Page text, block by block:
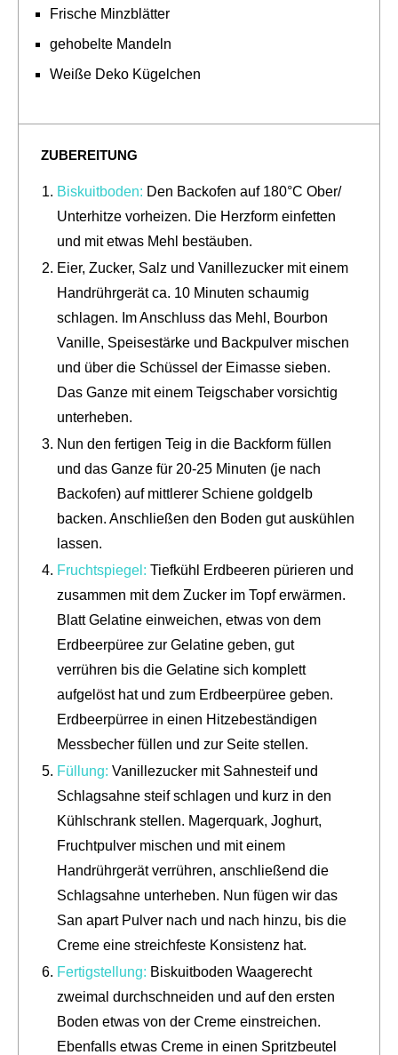
Frische Minzblätter
gehobelte Mandeln
Weiße Deko Kügelchen
ZUBEREITUNG
Biskuitboden: Den Backofen auf 180°C Ober/
Unterhitze vorheizen. Die Herzform einfetten
und mit etwas Mehl bestäuben.
Eier, Zucker, Salz und Vanillezucker mit einem
Handrührgerät ca. 10 Minuten schaumig
schlagen. Im Anschluss das Mehl, Bourbon
Vanille, Speisestärke und Backpulver mischen
und über die Schüssel der Eimasse sieben.
Das Ganze mit einem Teigschaber vorsichtig
unterheben.
Nun den fertigen Teig in die Backform füllen
und das Ganze für 20-25 Minuten (je nach
Backofen) auf mittlerer Schiene goldgelb
backen. Anschließen den Boden gut auskühlen
lassen.
Fruchtspiegel: Tiefkühl Erdbeeren pürieren und
zusammen mit dem Zucker im Topf erwärmen.
Blatt Gelatine einweichen, etwas von dem
Erdbeerpüree zur Gelatine geben, gut
verrühren bis die Gelatine sich komplett
aufgelöst hat und zum Erdbeerpüree geben.
Erdbeerpürree in einen Hitzebeständigen
Messbecher füllen und zur Seite stellen.
Füllung: Vanillezucker mit Sahnesteif und
Schlagsahne steif schlagen und kurz in den
Kühlschrank stellen. Magerquark, Joghurt,
Fruchtpulver mischen und mit einem
Handrührgerät verrühren, anschließend die
Schlagsahne unterheben. Nun fügen wir das
San apart Pulver nach und nach hinzu, bis die
Creme eine streichfeste Konsistenz hat.
Fertigstellung: Biskuitboden Waagerecht
zweimal durchschneiden und auf den ersten
Boden etwas von der Creme einstreichen.
Ebenfalls etwas Creme in einen Spritzbeutel